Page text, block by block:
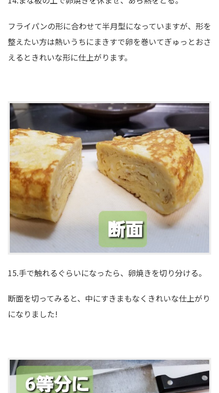
フライパンの形に合わせて半月型になっていますが、形を
整えたい方は熱いうちにまきすで卵を巻いてぎゅっとおさ
えるときれいな形に仕上がります。
15.手で触れるぐらいになったら、卵焼きを切り分ける。
断面を切ってみると、中にすきまもなくきれいな仕上がり
になりました!